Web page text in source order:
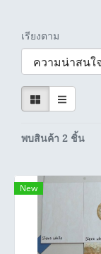
เรียงตาม
พบสินค้า 2 ชิ้น
New